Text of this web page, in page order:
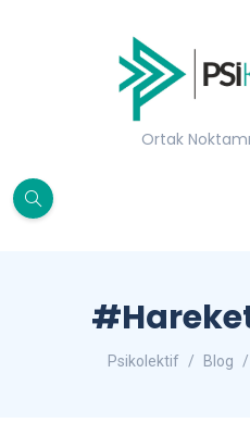
Ortak
Psikolektif Blog